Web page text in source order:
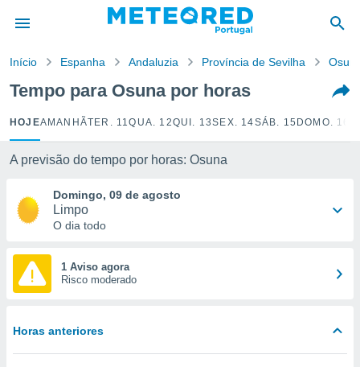
da
foi
as
fornecidas
forma
digital
recolhidas
Início Espanha Andaluzia Província de Sevilha
Tempo para Osuna por horas
HOJEAMANHÃTER. 11QUA. 12QUI. 13SEX. 14SÁB. 15 DOMO. 16
A previsão do tempo por horas: Osuna
Domingo, 09 de agosto
Limpo
O dia todo
1 Aviso agora
Risco moderado
Horas anteriores